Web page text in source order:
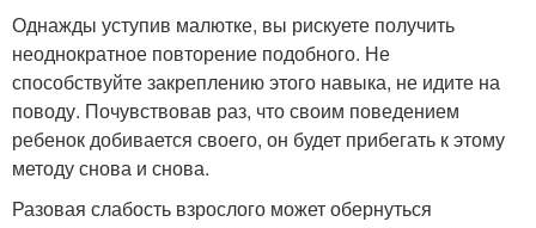
Однажды уступив малютке, вы рискуете получить
неоднократное повторение подобного. Не
способствуйте закреплению этого навыка, не идите на
поводу. Почувствовав раз, что своим поведением
ребенок добивается своего, он будет прибегать к этому
методу снова и снова.
Разовая слабость взрослого может обернуться